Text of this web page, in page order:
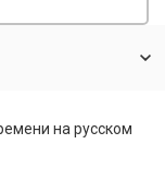
на русском